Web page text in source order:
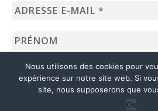
Adresse
*
Prénom
Nom
Uncategorized
Nous utilisons des cookies pour
expérience sur notre site web. Si
site, nous supposerons que
Ok